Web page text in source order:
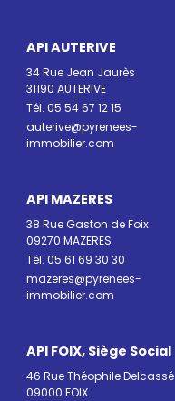
API AUTERIVE
34 Rue Jean Jaurès
31190 AUTERIVE
Tél. 05 54 67 12 15
auterive@pyrenees-
immobilier.com
API MAZERES
38 Rue Gaston de Foix
09270 MAZERES
Tél. 05 61 69 30 30
mazeres@pyrenees-
immobilier.com
API FOIX, Siège Social
46 Rue Théophile Delcassé
09000 FOIX